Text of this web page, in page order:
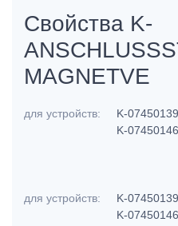
Свойства K-
MAGNETVE
для устройств:
K-
K-07450146
для устройств:
K-
K-07450146